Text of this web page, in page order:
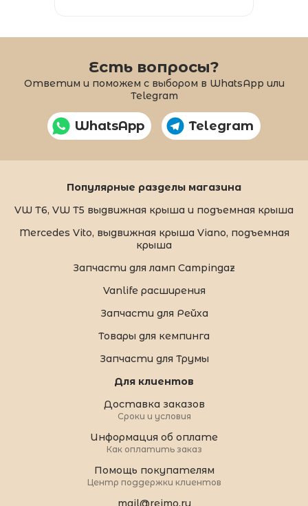
Есть вопросы?
Ответим и поможем с выбором в WhatsApp или
Telegram
WhatsApp Telegram
Популярные разделы магазина
VW T6, VW T5 выдвижная крыша и подъемная крыша
Mercedes Vito, выдвижная крыша Viano, подъемная
крыша
Запчасти для ламп Campingaz
Vanlife расширения
Запчасти для Рейха
Товары для кемпинга
Запчасти для Трумы
Для клиентов
Доставка заказов
Сроки и условия
Информация об оплате
Как оплатить заказ
Помощь покупателям
Центр поддержки клиентов
mail@reimo.ru